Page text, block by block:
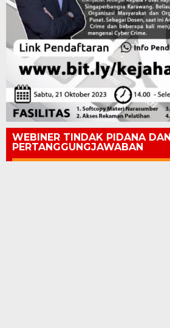
WEBINER TINDAK PIDANA DAN
PERTANGGUNGJAWABAN